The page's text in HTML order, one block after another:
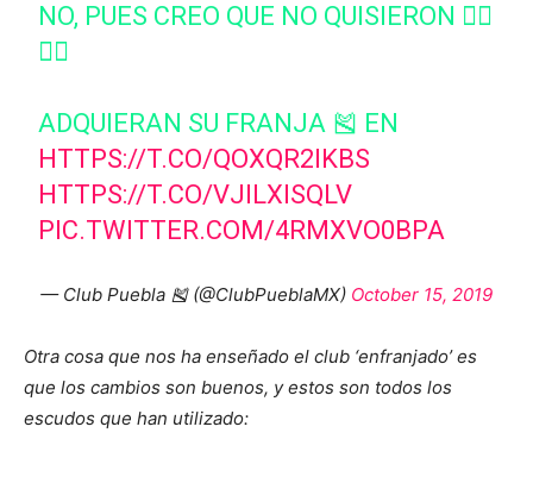
NO, PUES CREO QUE NO QUISIERON 👉🏼
👈🏼
ADQUIERAN SU FRANJA 🎽 EN
HTTPS://T.CO/QOXQR2IKBS
HTTPS://T.CO/VJILXISQLV
PIC.TWITTER.COM/4RMXVO0BPA
— Club Puebla 🎽 (@ClubPueblaMX) October 15, 2019
Otra cosa que nos ha enseñado el club ‘enfranjado’ es
que los cambios son buenos, y estos son todos los
escudos que han utilizado: